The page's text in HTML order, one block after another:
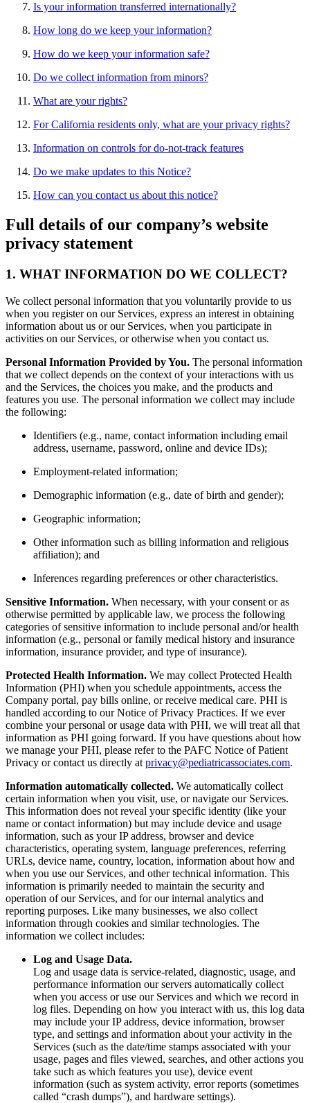
Is your information transferred internationally?
How long do we keep your information?
How do we keep your information safe?
Do we collect information from minors?
What are your rights?
For California residents only, what are your privacy rights?
Information on controls for do-not-track features
Do we make updates to this Notice?
How can you contact us about this notice?
Full details of our company’s website
privacy statement
1. WHAT INFORMATION DO WE COLLECT?
We collect personal information that you voluntarily provide to us
when you register on our Services, express an interest in obtaining
information about us or our Services, when you participate in
activities on our Services, or otherwise when you contact us.
Personal Information Provided by You. The personal information
that we collect depends on the context of your interactions with us
and the Services, the choices you make, and the products and
features you use. The personal information we collect may include
the following:
Identifiers (e.g., name, contact information including email
address, username, password, online and device IDs);
Employment-related information;
Demographic information (e.g., date of birth and gender);
Geographic information;
Other information such as billing information and religious
affiliation); and
Inferences regarding preferences or other characteristics.
Sensitive Information. When necessary, with your consent or as
otherwise permitted by applicable law, we process the following
categories of sensitive information to include personal and/or health
information (e.g., personal or family medical history and insurance
information, insurance provider, and type of insurance).
Protected Health Information. We may collect Protected Health
Information (PHI) when you schedule appointments, access the
Company portal, pay bills online, or receive medical care. PHI is
handled according to our Notice of Privacy Practices. If we ever
combine your personal or usage data with PHI, we will treat all that
information as PHI going forward. If you have questions about how
we manage your PHI, please refer to the PAFC Notice of Patient
Privacy or contact us directly at privacy@pediatricassociates.com.
Information automatically collected. We automatically collect
certain information when you visit, use, or navigate our Services.
This information does not reveal your specific identity (like your
name or contact information) but may include device and usage
information, such as your IP address, browser and device
characteristics, operating system, language preferences, referring
URLs, device name, country, location, information about how and
when you use our Services, and other technical information. This
information is primarily needed to maintain the security and
operation of our Services, and for our internal analytics and
reporting purposes. Like many businesses, we also collect
information through cookies and similar technologies. The
information we collect includes:
Log and Usage Data.
Log and usage data is service-related, diagnostic, usage, and
performance information our servers automatically collect
when you access or use our Services and which we record in
log files. Depending on how you interact with us, this log data
may include your IP address, device information, browser
type, and settings and information about your activity in the
Services (such as the date/time stamps associated with your
usage, pages and files viewed, searches, and other actions you
take such as which features you use), device event
information (such as system activity, error reports (sometimes
called “crash dumps”), and hardware settings).